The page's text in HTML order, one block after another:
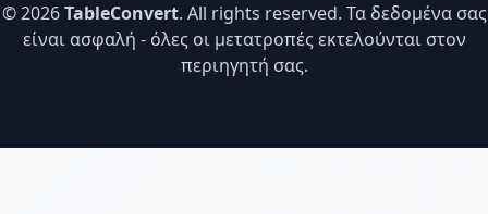
© 2026TableConvert. All rights reserved. Τα δεδομένα σας
είναι ασφαλή - όλες οι μετατροπές εκτελούνται στον
περιηγητή σας.